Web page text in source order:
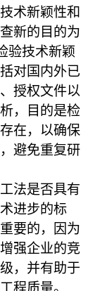
术新颖性和
新的目的为
验技术新颖
对国内外已
授权文件以
，目的是检
在，以确保
避免重复研
法是否具有
进步的标
要的，因为
强企业的竞
，并有助于
程质量。